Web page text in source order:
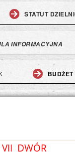
STATUT
INFORMACYJNA
DWÓR